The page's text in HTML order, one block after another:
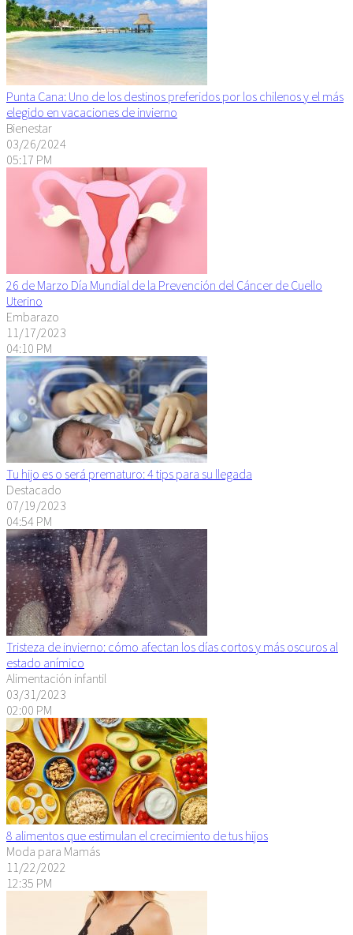
Punta Cana: Uno de los destinos preferidos por los chilenos y el más
elegido en vacaciones de invierno
Bienestar
03/26/2024
05:17 PM
26 de Marzo Día Mundial de la Prevención del Cáncer de Cuello
Uterino
Embarazo
11/17/2023
04:10 PM
Tu hijo es o será prematuro: 4 tips para su llegada
Destacado
07/19/2023
04:54 PM
Tristeza de invierno: cómo afectan los días cortos y más oscuros al
estado anímico
Alimentación infantil
03/31/2023
02:00 PM
8 alimentos que estimulan el crecimiento de tus hijos
Moda para Mamás
11/22/2022
12:35 PM